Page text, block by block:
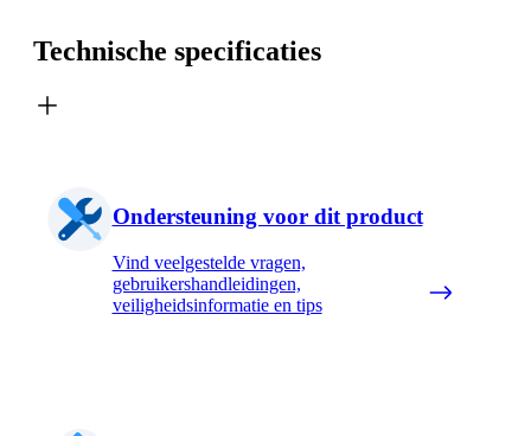
Technische specificaties
Ondersteuning voor dit product
Vind veelgestelde vragen,
gebruikershandleidingen,
veiligheidsinformatie en tips